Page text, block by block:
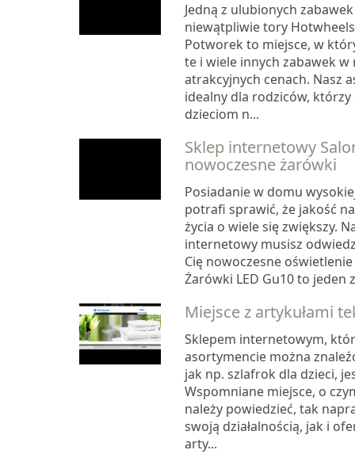
Jedną z ulubionych
niewątpliwie tory
Potworek to miejsce, w
te i wiele innych zabawek w
atrakcyjnych cenach. Nasz
idealny dla rodziców,
dzieciom n...
Sklep internetowy
nowoczesne żarówki
Posiadanie w domu
potrafi sprawić, że jakość
życia o wiele się zwiększy.
internetowy musisz
Cię nowoczesne
Żarówki LED Gu10 to jeden
Miejsce z artykułami
Sklepem internetowym,
asortymencie można
jak np. szlafrok dla dzieci,
Wspomniane miejsce, o
należy powiedzieć, tak
swoją działalnością, jak i
arty...